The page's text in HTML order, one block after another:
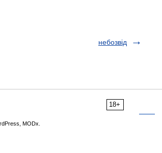
небозвід
18+
MODx.